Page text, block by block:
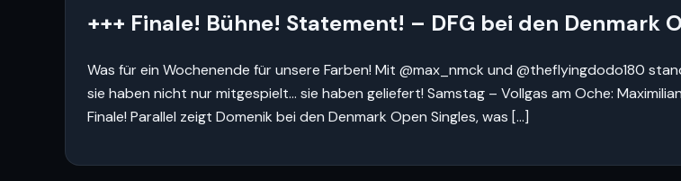
+++ Finale! Bühne! Statement! – DFG bei den Denmark
Was für ein Wochenende für unsere Farben! Mit @max_nmck und @theflyingdodo180
sie haben nicht nur mitgespielt… sie haben geliefert! Samstag – Vollgas am Oche:
Finale! Parallel zeigt Domenik bei den Denmark Open Singles, was […]